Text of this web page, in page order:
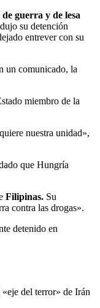
guerra y de lesa
su detención
entrever con su
un comunicado, la
miembro de la
nuestra unidad»,
que Hungría
Filipinas. Su
contra las drogas».
detenido en
del terror» de Irán